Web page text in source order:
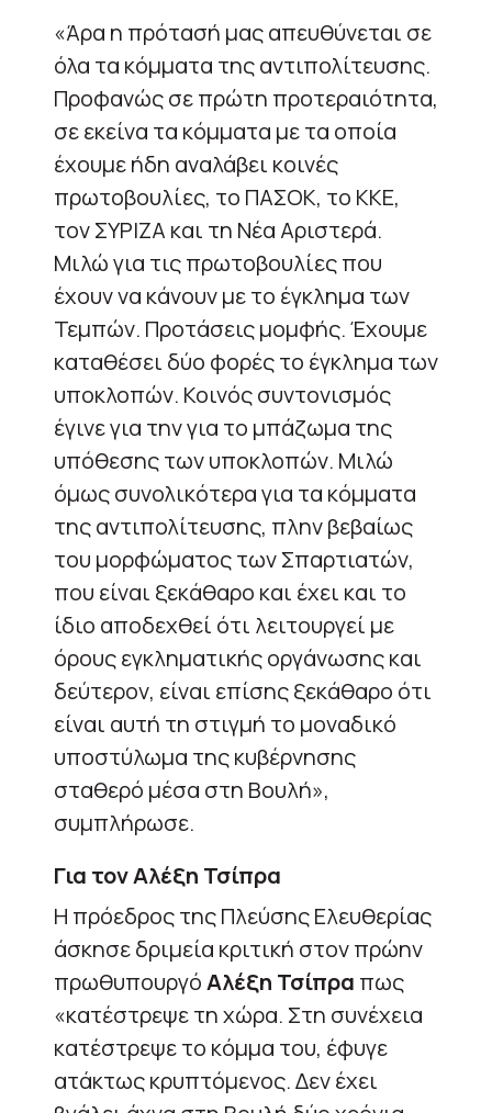
«Άρα η πρότασή μας απευθύνεται σε
όλα τα κόμματα της αντιπολίτευσης.
Προφανώς σε πρώτη προτεραιότητα,
σε εκείνα τα κόμματα με τα οποία
έχουμε ήδη αναλάβει κοινές
πρωτοβουλίες, το ΠΑΣΟΚ, το ΚΚΕ,
τον ΣΥΡΙΖΑ και τη Νέα Αριστερά.
Μιλώ για τις πρωτοβουλίες που
έχουν να κάνουν με το έγκλημα των
Τεμπών. Προτάσεις μομφής. Έχουμε
καταθέσει δύο φορές το έγκλημα των
υποκλοπών. Κοινός συντονισμός
έγινε για την για το μπάζωμα της
υπόθεσης των υποκλοπών. Μιλώ
όμως συνολικότερα για τα κόμματα
της αντιπολίτευσης, πλην βεβαίως
του μορφώματος των Σπαρτιατών,
που είναι ξεκάθαρο και έχει και το
ίδιο αποδεχθεί ότι λειτουργεί με
όρους εγκληματικής οργάνωσης και
δεύτερον, είναι επίσης ξεκάθαρο ότι
είναι αυτή τη στιγμή το μοναδικό
υποστύλωμα της κυβέρνησης
σταθερό μέσα στη Βουλή»,
συμπλήρωσε.
Για τον Αλέξη Τσίπρα
Η πρόεδρος της Πλεύσης Ελευθερίας
άσκησε δριμεία κριτική στον πρώην
πρωθυπουργόΑλέξη Τσίπρα πως
«κατέστρεψε τη χώρα. Στη συνέχεια
κατέστρεψε το κόμμα του, έφυγε
ατάκτως κρυπτόμενος. Δεν έχει